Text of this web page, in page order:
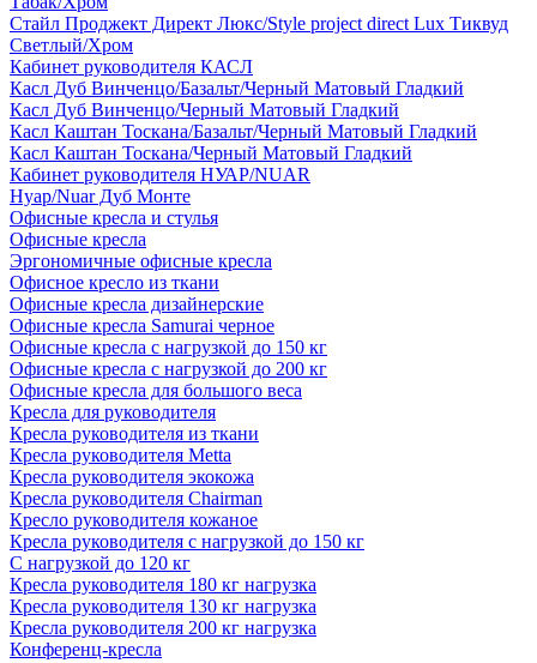
Стайл Проджект Директ Люкс/Style project direct Lux Тиквуд
Светлый/Хром
Кабинет руководителя КАСЛ
Касл Дуб Винченцо/Базальт/Черный Матовый Гладкий
Касл Дуб Винченцо/Черный Матовый Гладкий
Касл Каштан Тоскана/Базальт/Черный Матовый Гладкий
Касл Каштан Тоскана/Черный Матовый Гладкий
Кабинет руководителя НУАР/NUAR
Нуар/Nuar Дуб Монте
Офисные кресла и стулья
Офисные кресла
Эргономичные офисные кресла
Офисное кресло из ткани
Офисные кресла дизайнерские
Офисные кресла Samurai черное
Офисные кресла с нагрузкой до 150 кг
Офисные кресла с нагрузкой до 200 кг
Офисные кресла для большого веса
Кресла для руководителя
Кресла руководителя из ткани
Кресла руководителя Metta
Кресла руководителя экокожа
Кресла руководителя Chairman
Кресло руководителя кожаное
Кресла руководителя с нагрузкой до 150 кг
С нагрузкой до 120 кг
Кресла руководителя 180 кг нагрузка
Кресла руководителя 130 кг нагрузка
Кресла руководителя 200 кг нагрузка
Конференц-кресла